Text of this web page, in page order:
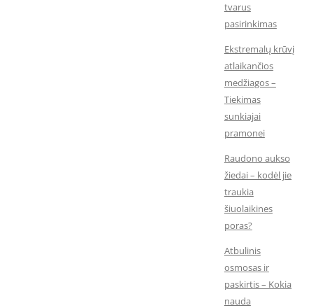
tvarus
pasirinkimas
Ekstremalų krūvį
atlaikančios
medžiagos –
Tiekimas
sunkiajai
pramonei
Raudono aukso
žiedai – kodėl jie
traukia
šiuolaikines
poras?
Atbulinis
osmosas ir
paskirtis – Kokia
nauda